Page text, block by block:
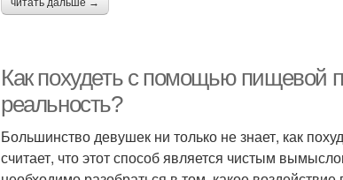
читать дальше →
Как похудеть с помощью
реальность?
Большинство девушек ни только не знает, как
считает, что этот способ является чистым